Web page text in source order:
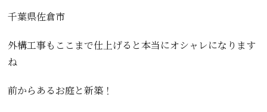
千葉県佐倉市
外構工事もここまで仕上げると本当にオシャレになります
ね
前からあるお庭と新築！